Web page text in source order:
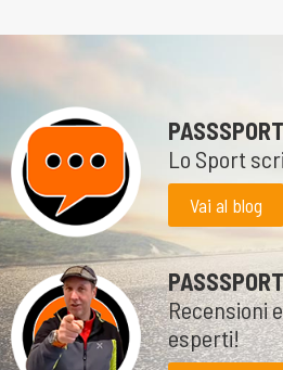
Lo Sport
Vai al blog
Recensioni
esperti!